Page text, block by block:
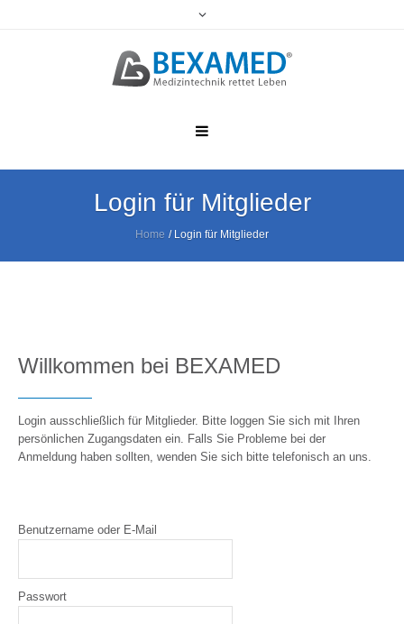
Login für Mitglieder
Home / Login für Mitglieder
Willkommen bei BEXAMED
Login ausschließlich für Mitglieder. Bitte loggen Sie sich mit Ihren
persönlichen Zugangsdaten ein. Falls Sie Probleme bei der
Anmeldung haben sollten, wenden Sie sich bitte telefonisch an uns.
Benutzername oder E-Mail
Passwort